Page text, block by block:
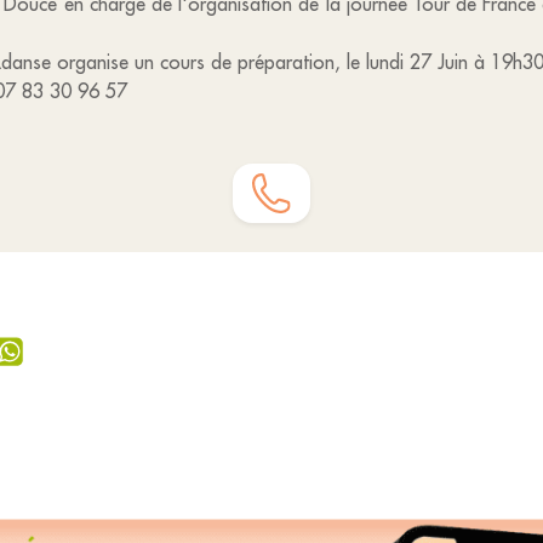
organise un cours de préparation, le lundi 27 Juin à
83 30 96 57